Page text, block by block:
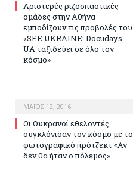
Αριστερές ριζοσπαστικές
ομάδες στην Αθήνα
εμποδίζουν τις προβολές του
«SEE UKRAINE: Docudays
UA ταξιδεύει σε όλο τον
κόσμο»
ΜΆΙΟΣ 12, 2016
Οι Ουκρανοί εθελοντές
συγκλόνισαν τον κόσμο με το
φωτογραφικό πρότζεκτ «Αν
δεν θα ήταν ο πόλεμος»